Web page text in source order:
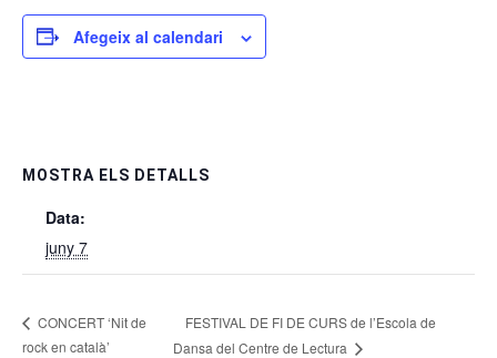
Afegeix al calendari
MOSTRA ELS DETALLS
Data:
juny 7
CONCERT ‘Nit de
rock en català’
FESTIVAL DE FI DE CURS de l’Escola de
Dansa del Centre de Lectura